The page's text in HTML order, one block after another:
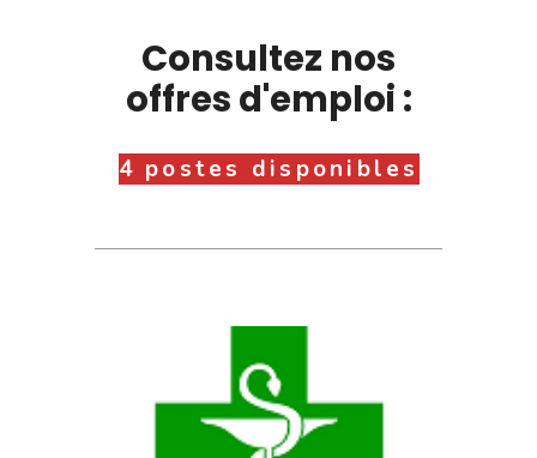
Consultez nos
offres d'emploi :
4 postes disponibles